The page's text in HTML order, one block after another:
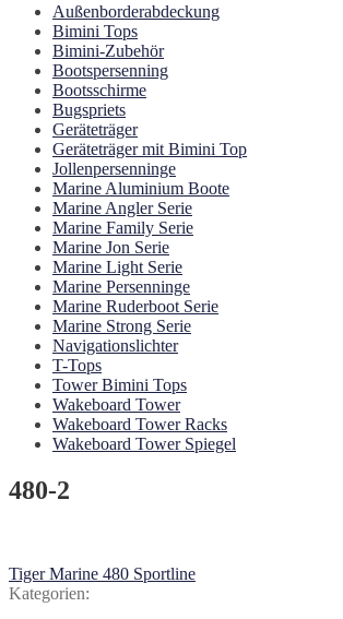
Außenborderabdeckung
Bimini Tops
Bimini-Zubehör
Bootspersenning
Bootsschirme
Bugspriets
Geräteträger
Geräteträger mit Bimini Top
Jollenpersenninge
Marine Aluminium Boote
Marine Angler Serie
Marine Family Serie
Marine Jon Serie
Marine Light Serie
Marine Persenninge
Marine Ruderboot Serie
Marine Strong Serie
Navigationslichter
T-Tops
Tower Bimini Tops
Wakeboard Tower
Wakeboard Tower Racks
Wakeboard Tower Spiegel
480-2
Beitragsnavigation
Vorheriger
Beitrag:
Tiger Marine 480 Sportline
Kategorien: